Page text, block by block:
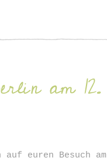
am 12.
euren Besuch am